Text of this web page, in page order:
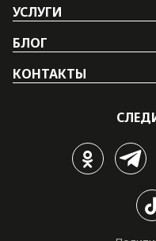
УСЛУГИ
БЛОГ
КОНТАКТЫ